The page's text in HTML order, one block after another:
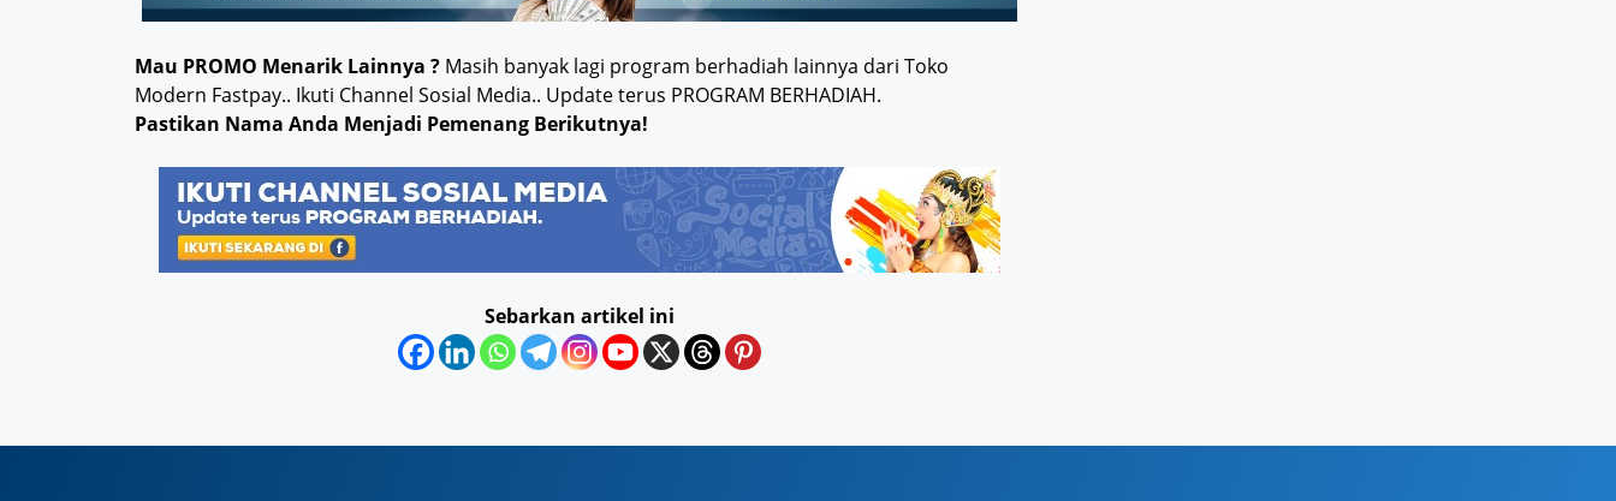
Mau PROMO Menarik Lainnya ? Masih banyak lagi program berhadiah lainnya dari Toko
Modern Fastpay.. Ikuti Channel Sosial Media.. Update terus PROGRAM BERHADIAH.
Pastikan Nama Anda Menjadi Pemenang Berikutnya!
Sebarkan artikel ini